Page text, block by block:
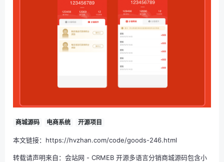
商城源码 电商系统 开源项目
本文链接：https://hvzhan.com/code/goods-246.html
转载请声明来自： 会站网 - CRMEB 开源多语言分销商城源码包含小